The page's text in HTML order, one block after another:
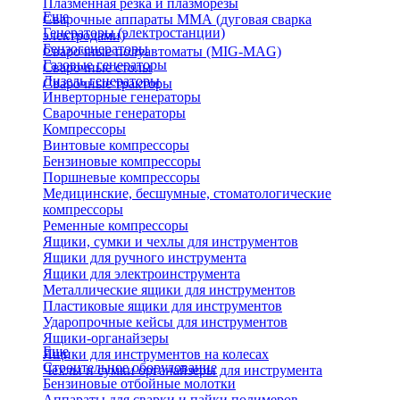
Плазменная резка и плазморезы
Сварочные аппараты ММА (дуговая сварка
электродами)
Сварочные полуавтоматы (MIG-MAG)
Сварочные столы
Сварочные тракторы
Еще
Генераторы (электростанции)
Бензогенераторы
Газовые генераторы
Дизель генераторы
Инверторные генераторы
Сварочные генераторы
Компрессоры
Винтовые компрессоры
Бензиновые компрессоры
Поршневые компрессоры
Медицинские, бесшумные, стоматологические
компрессоры
Ременные компрессоры
Ящики, сумки и чехлы для инструментов
Ящики для ручного инструмента
Ящики для электроинструмента
Металлические ящики для инструментов
Пластиковые ящики для инструментов
Ударопрочные кейсы для инструментов
Ящики-органайзеры
Ящики для инструментов на колесах
Чехлы и сумки органайзеры для инструмента
Еще
Строительное оборудование
Бензиновые отбойные молотки